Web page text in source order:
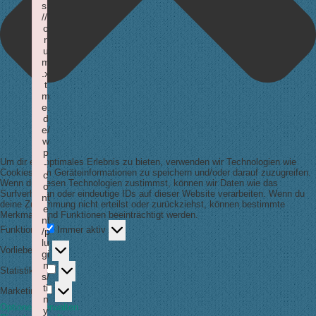
Um dir ein optimales Erlebnis zu bieten, verwenden wir Technologien wie
Cookies, um Geräteinformationen zu speichern und/oder darauf zuzugreifen.
Wenn du diesen Technologien zustimmst, können wir Daten wie das
Surfverhalten oder eindeutige IDs auf dieser Website verarbeiten. Wenn du
deine Zustimmung nicht erteilst oder zurückziehst, können bestimmte
Merkmale und Funktionen beeinträchtigt werden.
Funktional
Funktional
Immer aktiv
Vorlieben
Vorlieben
Statistiken Statistiken
Marketing
Marketing
Optionen verwalten
s:
//f
o
r
u
m
.x
t
m
e.
d
e/
w
p
-
c
o
nt
e
nt
/p
lu
gi
n
s/
ti
n
y